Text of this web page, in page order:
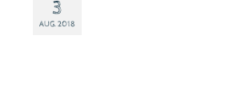
3
AUG. 2018